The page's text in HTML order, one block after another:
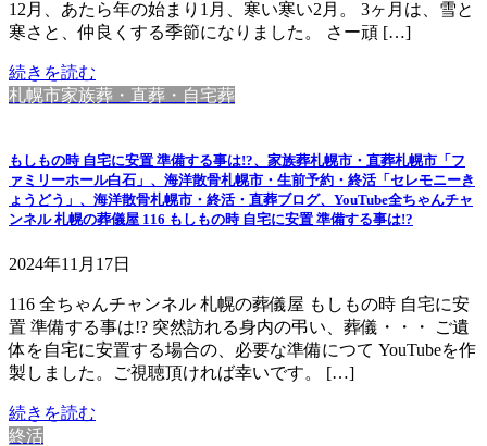
12月、あたら年の始まり1月、寒い寒い2月。 3ヶ月は、雪と
寒さと、仲良くする季節になりました。 さー頑 […]
続きを読む
札幌市家族葬・直葬・自宅葬
もしもの時 自宅に安置 準備する事は!?、家族葬札幌市・直葬札幌市「フ
ァミリーホール白石」、海洋散骨札幌市・生前予約・終活「セレモニーき
ょうどう」、海洋散骨札幌市・終活・直葬ブログ、YouTube全ちゃんチャ
ンネル 札幌の葬儀屋 116 もしもの時 自宅に安置 準備する事は!?
2024年11月17日
116 全ちゃんチャンネル 札幌の葬儀屋 もしもの時 自宅に安
置 準備する事は!? 突然訪れる身内の弔い、葬儀・・・ ご遺
体を自宅に安置する場合の、必要な準備につて YouTubeを作
製しました。ご視聴頂ければ幸いです。 […]
続きを読む
終活